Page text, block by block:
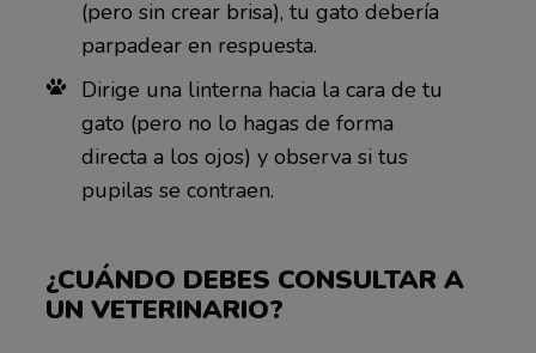
(pero sin crear brisa), tu gato debería
parpadear en respuesta.
Dirige una linterna hacia la cara de tu
gato (pero no lo hagas de forma
directa a los ojos) y observa si tus
pupilas se contraen.
¿CUÁNDO DEBES CONSULTAR A
UN VETERINARIO?